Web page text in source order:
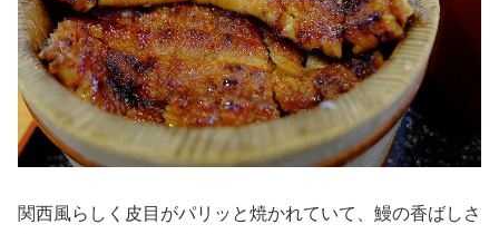
関西風らしく皮目がパリッと焼かれていて、鰻の香ばしさ